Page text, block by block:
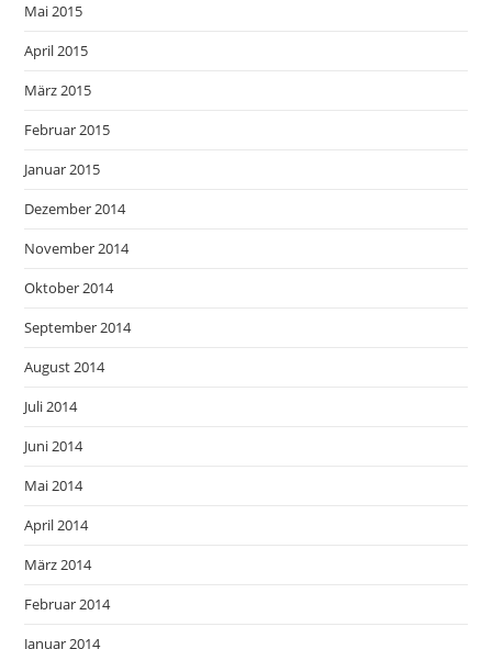
Mai 2015
April 2015
März 2015
Februar 2015
Januar 2015
Dezember 2014
November 2014
Oktober 2014
September 2014
August 2014
Juli 2014
Juni 2014
Mai 2014
April 2014
März 2014
Februar 2014
Januar 2014